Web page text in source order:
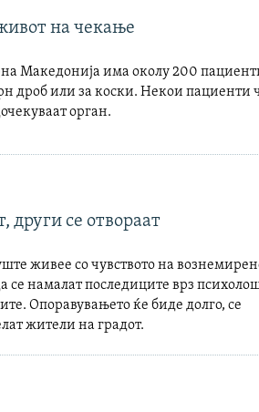
на чекање
Македонија има околу 200
дроб или за коски. Некои пациенти
орган.
други се отвораат
живее со чувството на
се намалат последиците врз
Опоравувањето ќе биде долго, се
жители на градот.